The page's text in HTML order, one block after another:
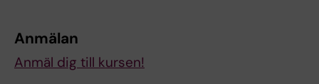
Anmälan
Anmäl dig till kursen!